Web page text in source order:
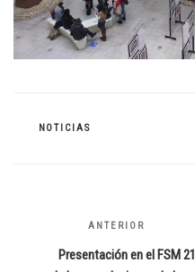
CATEGORÍAS
NOTICIAS
Navegación
entradas
Entrada
anterior:
ANTERIOR
Presentación en el FSM 21